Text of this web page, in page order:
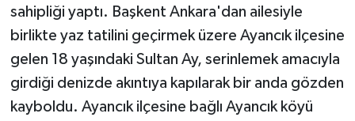
sahipliği yaptı. Başkent Ankara'dan ailesiyle
birlikte yaz tatilini geçirmek üzere Ayancık ilçesine
gelen 18 yaşındaki Sultan Ay, serinlemek amacıyla
girdiği denizde akıntıya kapılarak bir anda gözden
kayboldu. Ayancık ilçesine bağlı Ayancık köyü